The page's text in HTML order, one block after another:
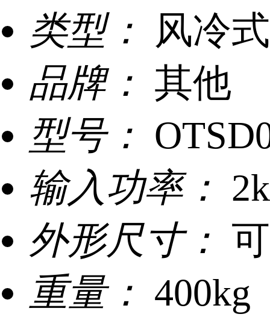
类型：
风冷
品牌： 其他
型号：
输入功率：
外形尺寸：
重量： 400kg